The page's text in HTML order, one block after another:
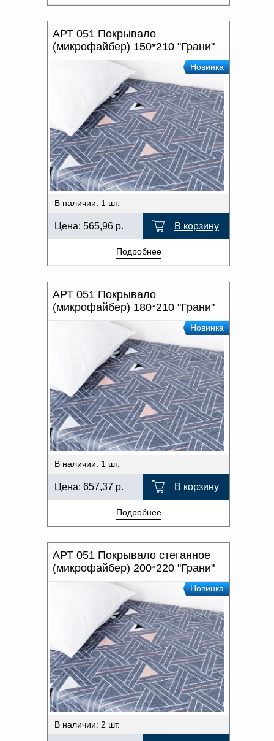
АРТ 051 Покрывало
(микрофайбер) 150*210 "Грани"
Новинка
В наличии: 1 шт.
Цена: 565,96 р. В корзину
Подробнее
АРТ 051 Покрывало
(микрофайбер) 180*210 "Грани"
Новинка
В наличии: 1 шт.
Цена: 657,37 р. В корзину
Подробнее
АРТ 051 Покрывало стеганное
(микрофайбер) 200*220 "Грани"
Новинка
В наличии: 2 шт.